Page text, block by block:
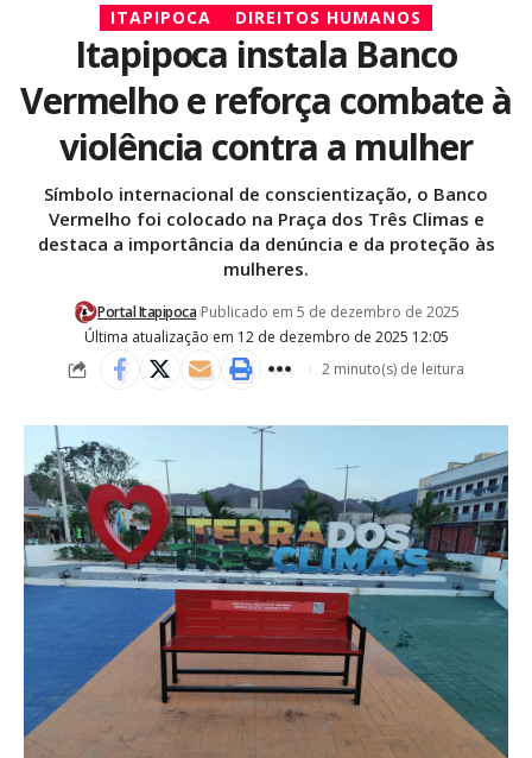
ITAPIPOCA DIREITOS HUMANOS
Itapipoca instala Banco
Vermelho e reforça combate à
violência contra a mulher
Símbolo internacional de conscientização, o Banco
Vermelho foi colocado na Praça dos Três Climas e
destaca a importância da denúncia e da proteção às
mulheres.
Última atualização em 12 de dezembro de 2025 12:05
Portal Itapipoca Publicado em 5 de dezembro de 2025
2 minuto(s) de leitura